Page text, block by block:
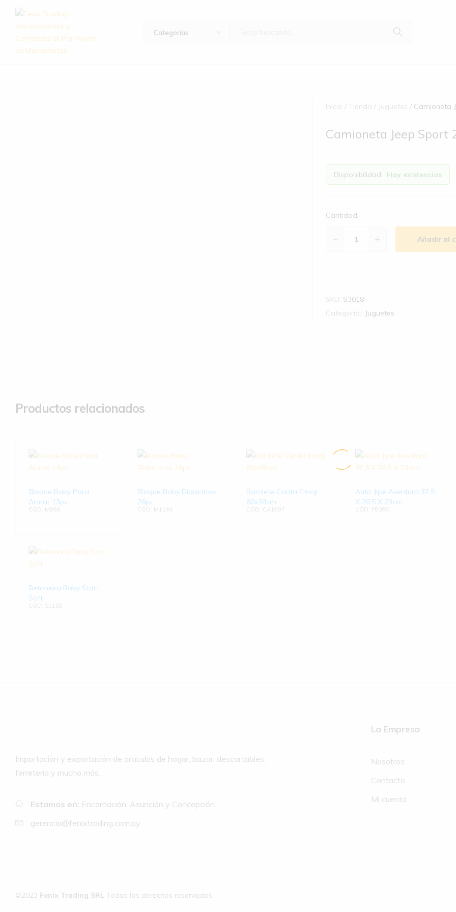
Categorías
Inicio Tienda Juguetes Camioneta
Camioneta Jeep Sport
Disponibilidad: Hay existencias
Cantidad:
Añadir al
SKU: S3018
Categoría:
Juguetes
Productos relacionados
Bloque Baby Para
Armar 13pc
CÓD: M958
Bloque Baby Didacticos
26pc
CÓD: M1164
Barrilete Carita Emoji
80x38cm
CÓD: CA1897
Auto Jipe Aventura 37,5
X 20,5 X 23cm
CÓD: P8390
Betoneira Baby Start
Soft
CÓD: S1105
Importación y exportación de artículos de hogar, bazar, descartables,
ferretería y mucho más.
Estamos en: Encarnación, Asunción y Concepción.
gerencia@fenixtrading.com.py
La Empresa
Nosotros
Contacto
Mi cuenta
©2023 Fenix Trading SRL Todos los derechos reservados